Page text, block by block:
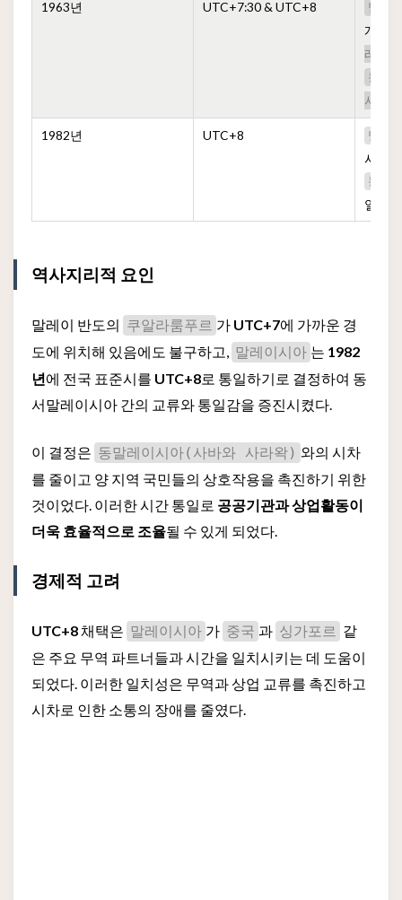
1963년 UTC+7:30 & UTC+8 말레
개의
레이
동말
사라
1982년 UTC+8 말레
시를
동말
일치
역사지리적 요인
말레이 반도의 쿠알라룸푸르 가 UTC+7에 가까운 경
도에 위치해 있음에도 불구하고,
말레이시아 는 1982
년에 전국 표준시를 UTC+8로 통일하기로 결정하여 동
서말레이시아 간의 교류와 통일감을 증진시켰다.
이 결정은 동말레이시아(사바와 사라왁) 와의 시차
를 줄이고 양 지역 국민들의 상호작용을 촉진하기 위한
것이었다. 이러한 시간 통일로 공공기관과 상업활동이
더욱 효율적으로 조율될 수 있게 되었다.
경제적 고려
UTC+8 채택은 말레이시아 가 중국 과 싱가포르 같
은 주요 무역 파트너들과 시간을 일치시키는 데 도움이
되었다. 이러한 일치성은 무역과 상업 교류를 촉진하고
시차로 인한 소통의 장애를 줄였다.